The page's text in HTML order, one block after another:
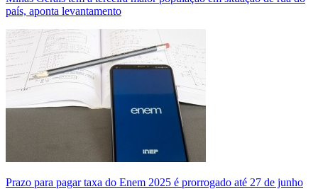
país, aponta levantamento
Prazo para pagar taxa do Enem 2025 é prorrogado até 27 de junho